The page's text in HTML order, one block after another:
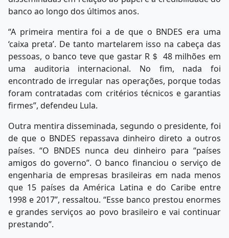
banco ao longo dos últimos anos.
“A primeira mentira foi a de que o BNDES era uma
‘caixa preta’. De tanto martelarem isso na cabeça das
pessoas, o banco teve que gastar R＄ 48 milhões em
uma auditoria internacional. No fim, nada foi
encontrado de irregular nas operações, porque todas
foram contratadas com critérios técnicos e garantias
firmes”, defendeu Lula.
Outra mentira disseminada, segundo o presidente, foi
de que o BNDES repassava dinheiro direto a outros
países. “O BNDES nunca deu dinheiro para “países
amigos do governo”. O banco financiou o serviço de
engenharia de empresas brasileiras em nada menos
que 15 países da América Latina e do Caribe entre
1998 e 2017”, ressaltou. “Esse banco prestou enormes
e grandes serviços ao povo brasileiro e vai continuar
prestando”.